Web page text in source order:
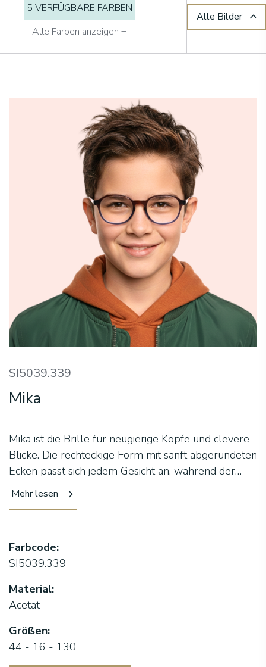
5 VERFÜGBARE FARBEN
Alle Farben anzeigen +
Alle Bilder
SI5039.339
Mika
Mika ist die Brille für neugierige Köpfe und clevere
Blicke. Die rechteckige Form mit sanft abgerundeten
Ecken passt sich jedem Gesicht an, während der
Schlüssellochsteg wie gemacht ist für freche
und der verstellbare pantoskopische Winkel ist
bereit für Linsen der neuen Generation – richtig
smart. Unisex, bequem und immer in Bewegung:
Mika ist Dynamik pur, genau wie die Kinder, die sie
Mehr lesen
Farbcode:
SI5039.339
Material:
Acetat
Größen:
44 - 16 - 130